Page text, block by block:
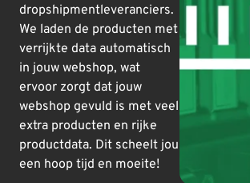
dropshipmentleveranciers.
We laden de producten met
verrijkte data automatisch
in jouw webshop, wat
ervoor zorgt dat jouw
webshop gevuld is met veel
extra producten en rijke
productdata. Dit scheelt jou
een hoop tijd en moeite!